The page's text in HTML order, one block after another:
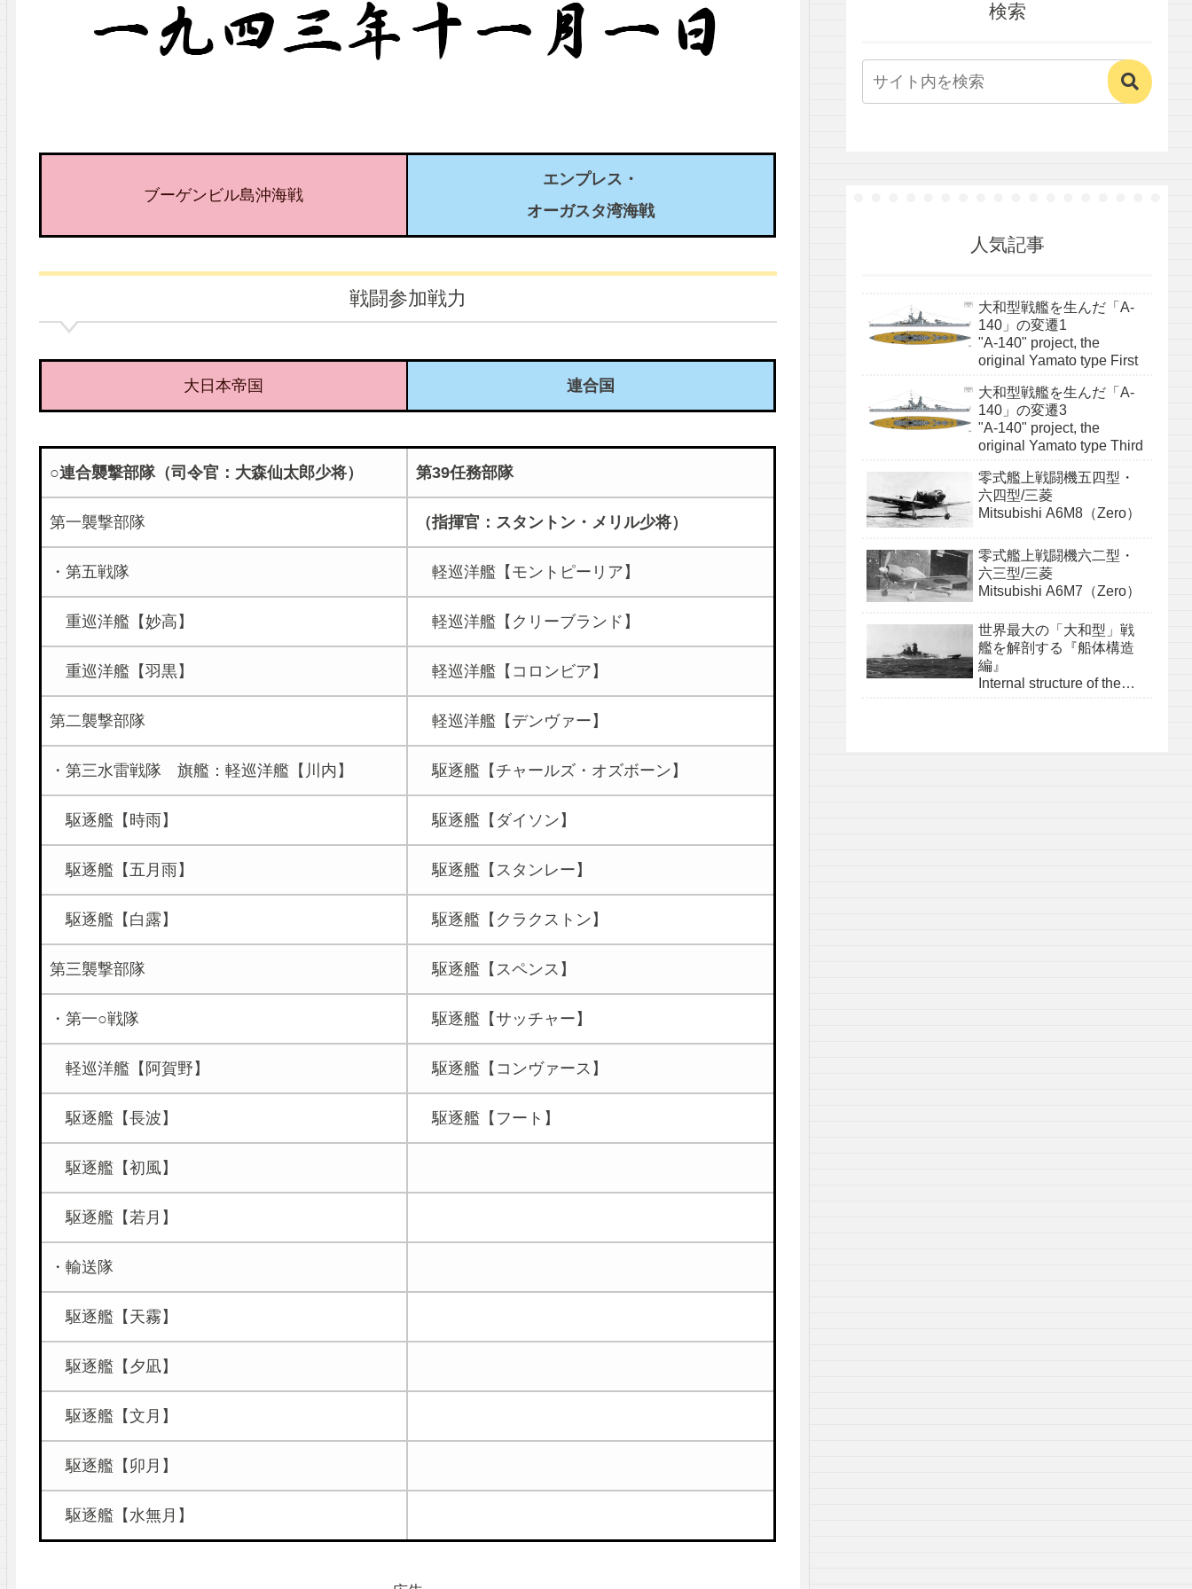
ブーゲンビル島沖海戦
エンプレス・
オーガスタ湾海戦
戦闘参加戦力
大日本帝国 連合国
○連合襲撃部隊（司令官：大森仙太郎少将） 第39任務部隊
第一襲撃部隊 （指揮官：スタントン・メリル少将）
・第五戦隊 軽巡洋艦【モントピーリア】
重巡洋艦【妙高】 軽巡洋艦【クリーブランド】
重巡洋艦【羽黒】 軽巡洋艦【コロンビア】
第二襲撃部隊 軽巡洋艦【デンヴァー】
・第三水雷戦隊 旗艦：軽巡洋艦【川内】 駆逐艦【チャールズ・オズボーン】
駆逐艦【時雨】 駆逐艦【ダイソン】
駆逐艦【五月雨】 駆逐艦【スタンレー】
駆逐艦【白露】 駆逐艦【クラクストン】
第三襲撃部隊 駆逐艦【スペンス】
・第一○戦隊 駆逐艦【サッチャー】
軽巡洋艦【阿賀野】 駆逐艦【コンヴァース】
駆逐艦【長波】 駆逐艦【フート】
駆逐艦【初風】
駆逐艦【若月】
・輸送隊
駆逐艦【天霧】
駆逐艦【夕凪】
駆逐艦【文月】
駆逐艦【卯月】
駆逐艦【水無月】
検索
人気記事
大和型戦艦を生んだ「A-
140」の変遷1
"A-140" project, the
original Yamato type First
大和型戦艦を生んだ「A-
140」の変遷3
"A-140" project, the
original Yamato type Third
零式艦上戦闘機五四型・
六四型/三菱
Mitsubishi A6M8（Zero）
零式艦上戦闘機六二型・
六三型/三菱
Mitsubishi A6M7（Zero）
世界最大の「大和型」戦
艦を解剖する『船体構造
編』
Internal structure of the